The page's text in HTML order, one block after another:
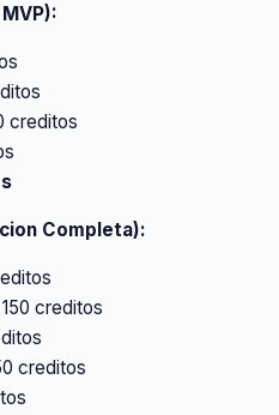
creditos
Completa):
creditos
creditos